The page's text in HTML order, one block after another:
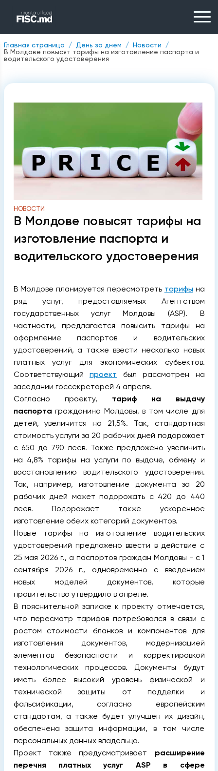
Главная страница День за днем
Новости
В Молдове повысят тарифы на изготовление паспорта и
водительского удостоверения
НОВОСТИ
В Молдове повысят тарифы на
изготовление паспорта и
водительского удостоверения
В Молдове планируется пересмотреть тарифына
ряд услуг, предоставляемых Агентством
государственных услуг Молдовы (ASP). В
частности, предлагается повысить тарифы на
оформление паспортов и водительских
удостоверений, а также ввести несколько новых
платных услуг для экономических субъектов.
Соответствующий проект был рассмотрен на
заседании госсекретарей 4 апреля.
Согласно проекту, тариф на выдачу
паспорта гражданина Молдовы, в том числе для
детей, увеличится на 21,5%. Так, стандартная
стоимость услуги за 20 рабочих дней подорожает
с 650 до 790 леев. Также предложено увеличить
на 4,8% тарифы на услуги по выдаче, обмену и
восстановлению водительского удостоверения.
Так, например, изготовление документа за 20
рабочих дней может подорожать с 420 до 440
леев. Подорожает также ускоренное
изготовление обеих категорий документов.
Новые тарифы на изготовление водительских
удостоверений предложено ввести в действие с
25 мая 2026 г., а паспортов граждан Молдовы - с 1
сентября 2026 г., одновременно с введением
новых моделей документов, которые
правительство утвердило в апреле.
В пояснительной записке к проекту отмечается,
что пересмотр тарифов потребовался в связи с
ростом стоимости бланков и компонентов для
изготовления документов, модернизацией
элементов безопасности и корректировкой
технологических процессов. Документы будут
иметь более высокий уровень физической и
технической защиты от подделки и
фальсификации, согласно европейским
стандартам, а также будет улучшен их дизайн,
обеспечена защита информации, в том числе
персональных данных владельца.
Проект также предусматривает расширение
перечня платных услуг ASP в сфере